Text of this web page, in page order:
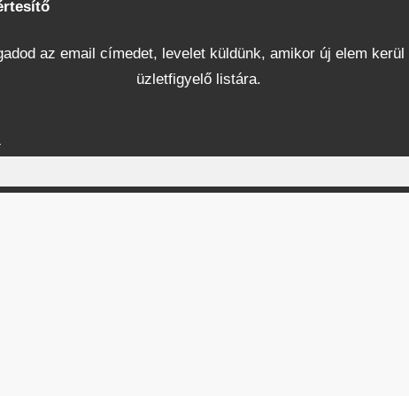
az email címedet, levelet küldünk, amikor új elem kerül
üzletfigyelő listára.